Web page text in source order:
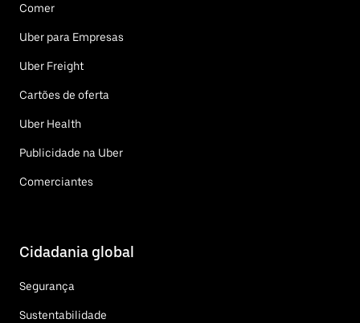
Comer
Uber para Empresas
Uber Freight
Cartões de oferta
Uber Health
Publicidade na Uber
Comerciantes
Cidadania global
Segurança
Sustentabilidade